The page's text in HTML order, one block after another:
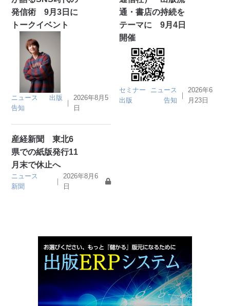
発信術 9月3日に
トークイベント
ニュース
出版
告知
｜
2026年8月5
日
通・書店の持続を
テーマに 9月4日
開催
セミナー
ニュース
出版
告知
｜
2026年6
月23日
産経新聞 東北6
県での紙版発行11
月末で休止へ
ニュース
新聞
｜
2026年8月6
日